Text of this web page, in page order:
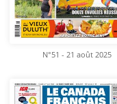
N°51 - 21 août 2025